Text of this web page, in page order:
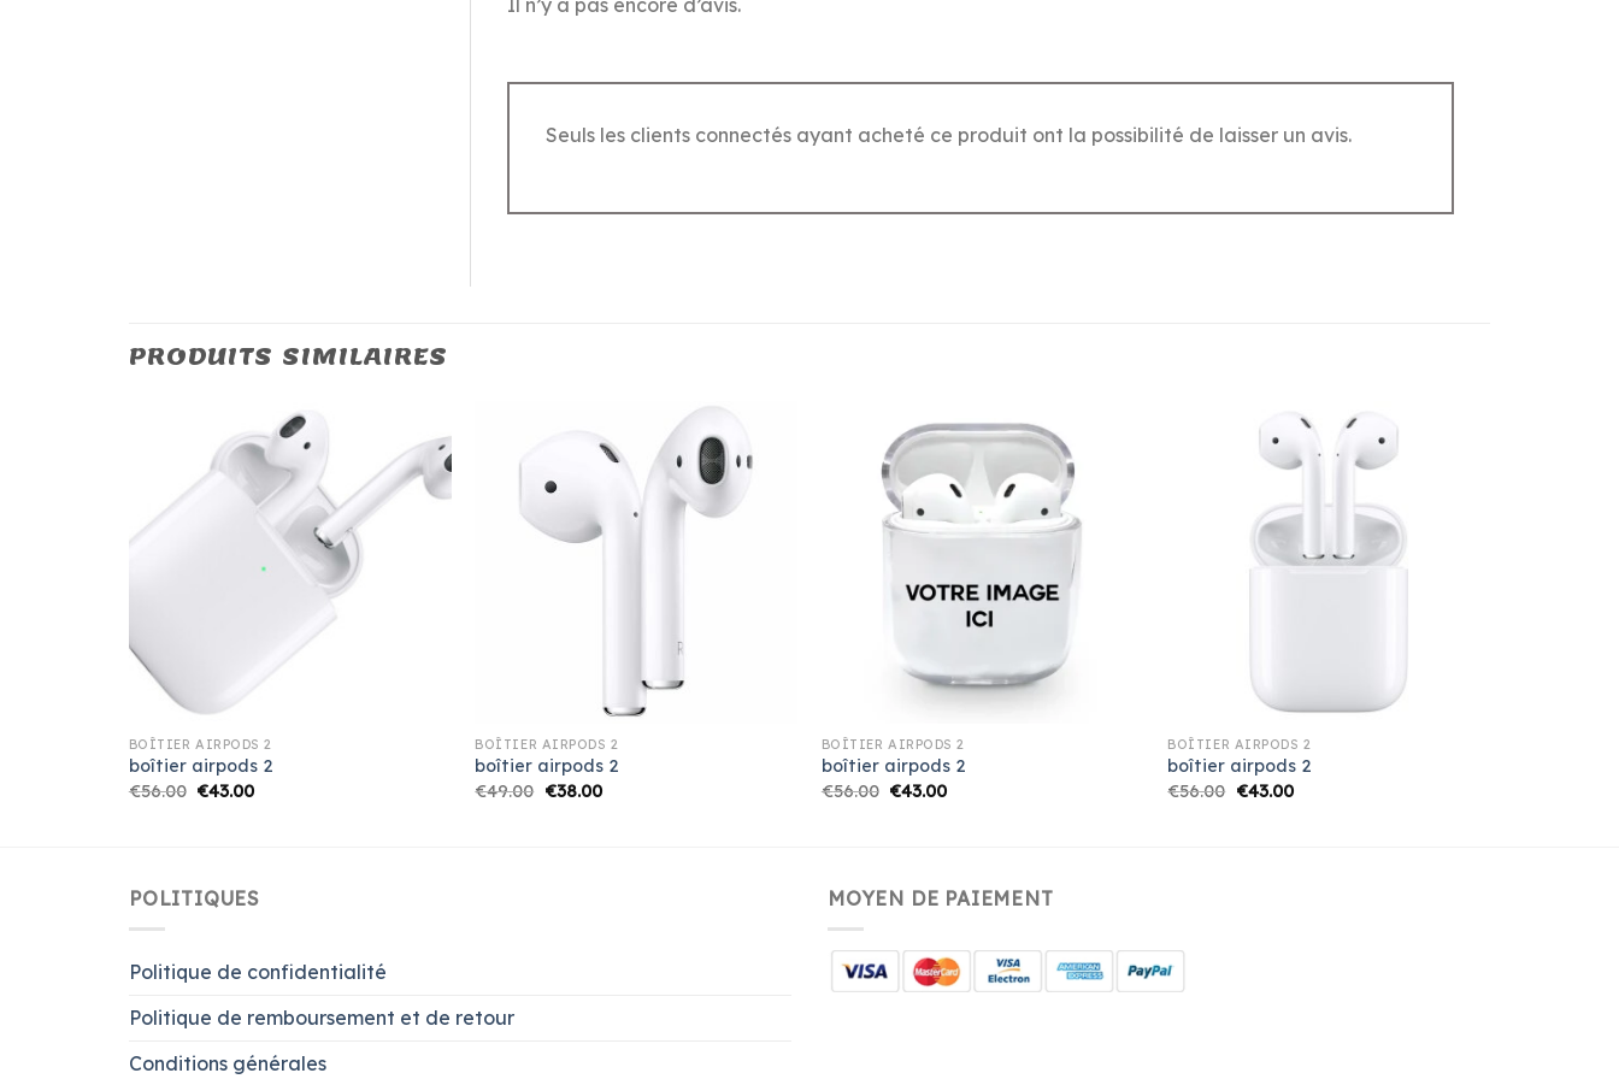
Il n’y a pas encore d’avis.
Seuls les clients connectés ayant acheté ce produit ont la possibilité de laisser un avis.
PRODUITS SIMILAIRES
BOÎTIER AIRPODS 2
boîtier airpods 2
€56.00 €43.00
BOÎTIER AIRPODS 2
boîtier airpods 2
€49.00 €38.00
BOÎTIER AIRPODS 2
boîtier airpods 2
€56.00 €43.00
BOÎTIER AIRPODS 2
boîtier airpods 2
€56.00 €43.00
POLITIQUES
Politique de confidentialité
Politique de remboursement et de retour
Conditions générales
MOYEN DE PAIEMENT